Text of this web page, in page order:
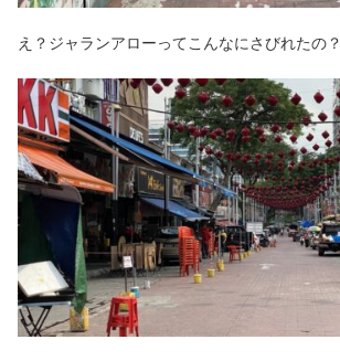
え？ジャランアローってこんなにさびれたの？